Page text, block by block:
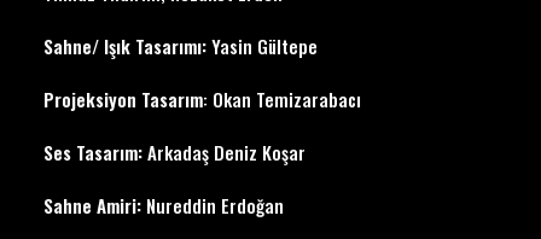
Sahne/ Işık Tasarımı:Yasin Gültepe
Projeksiyon Tasarım: Okan Temizarabacı
Ses Tasarım:Arkadaş Deniz Koşar
Sahne Amiri: Nureddin Erdoğan